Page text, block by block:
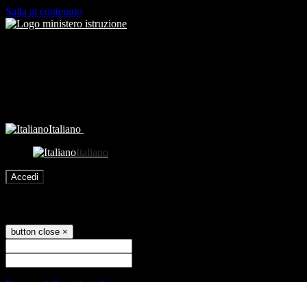
Salta al contenuto
Italiano
Italiano
Accedi
button close ×